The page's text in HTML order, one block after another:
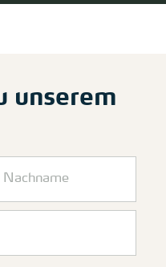
unserem